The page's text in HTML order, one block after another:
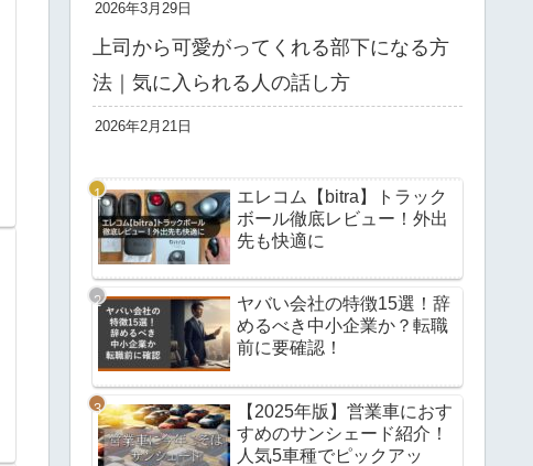
2026年3月29日
上司から可愛がってくれる部下になる方
法｜気に入られる人の話し方
2026年2月21日
エレコム【bitra】トラック
ボール徹底レビュー！外出
先も快適に
ヤバい会社の特徴15選！辞
めるべき中小企業か？転職
前に要確認！
【2025年版】営業車におす
すめのサンシェード紹介！
人気5車種でピックアッ